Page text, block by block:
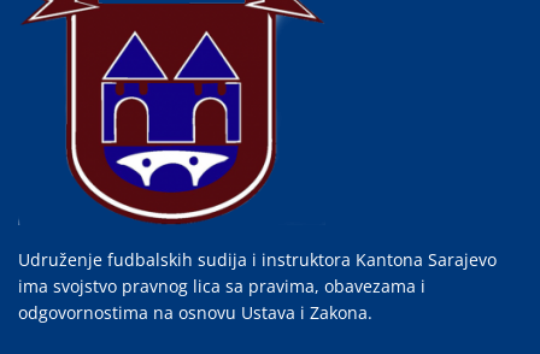
Udruženje fudbalskih sudija i instruktora Kantona Sarajevo
ima svojstvo pravnog lica sa pravima, obavezama i
odgovornostima na osnovu Ustava i Zakona.